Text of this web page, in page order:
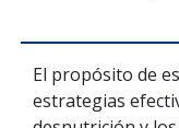
El propósito de
estrategias